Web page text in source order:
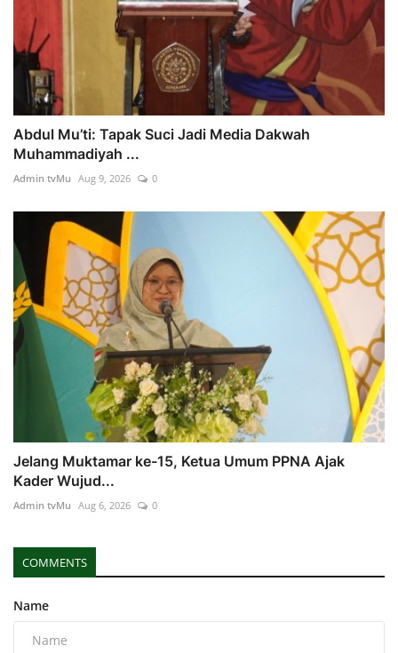
Abdul Mu’ti: Tapak Suci Jadi Media Dakwah
Muhammadiyah ...
Admin tvMu Aug 9, 2026 0
Jelang Muktamar ke-15, Ketua Umum PPNA Ajak
Kader Wujud...
Admin tvMu Aug 6, 2026 0
COMMENTS
Name